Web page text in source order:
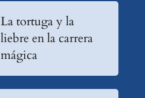
La tortuga y la
liebre en la carrera
mágica